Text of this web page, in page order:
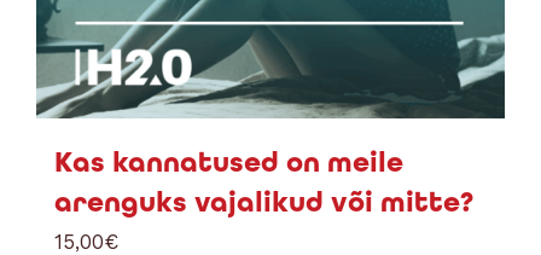
Kas kannatused on meile
arenguks vajalikud või mitte?
15,00€